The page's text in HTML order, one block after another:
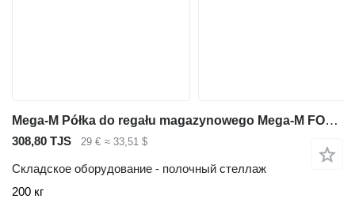
Mega-M Półka do regału magazynowego Mega-M FORTIS LIGHT L -185 cm G-60
308,80 TJS 29 € ≈ 33,51 $
Складское оборудование - полочный стеллаж
200 кг